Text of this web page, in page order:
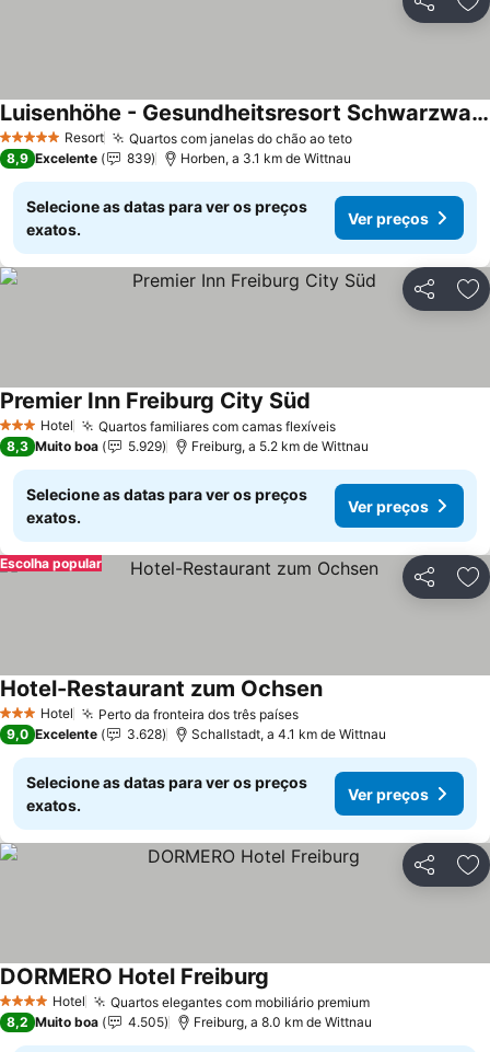
Partilhar
5 Estrelas Resort Quartos com janelas do chão ao teto
Luisenhöhe - Gesundheitsresort Schwarzwald
8,9 Excelente 839 Horben, a 3.1 km de Wittnau
Selecione as datas para ver os preços
exatos.
Ver preços
Partilhar
3 EstrelasHotel Quartos familiares com camas flexíveis
Premier Inn Freiburg City Süd
8,3 Muito boa 5.929 Freiburg, a 5.2 km de Wittnau
Selecione as datas para ver os preços
exatos.
Ver preços
Partilhar
Escolha popular
3 EstrelasHotel Perto da fronteira dos três países
Hotel-Restaurant zum Ochsen
9,0 Excelente 3.628 Schallstadt, a 4.1 km de Wittnau
Selecione as datas para ver os preços
exatos.
Ver preços
Partilhar
4 EstrelasHotel Quartos elegantes com mobiliário premium
DORMERO Hotel Freiburg
8,2 Muito boa 4.505 Freiburg, a 8.0 km de Wittnau